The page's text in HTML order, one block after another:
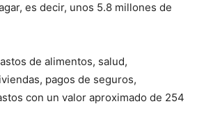
es decir, unos 5.8 millones de
de alimentos, salud,
pagos de seguros,
con un valor aproximado de 254